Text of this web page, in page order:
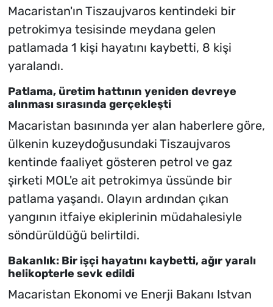
Macaristan'ın Tiszaujvaros kentindeki bir
petrokimya tesisinde meydana gelen
patlamada 1 kişi hayatını kaybetti, 8 kişi
yaralandı.
Patlama, üretim hattının yeniden devreye
alınması sırasında gerçekleşti
Macaristan basınında yer alan haberlere göre,
ülkenin kuzeydoğusundaki Tiszaujvaros
kentinde faaliyet gösteren petrol ve gaz
şirketi MOL'e ait petrokimya üssünde bir
patlama yaşandı. Olayın ardından çıkan
yangının itfaiye ekiplerinin müdahalesiyle
söndürüldüğü belirtildi.
Bakanlık: Bir işçi hayatını kaybetti, ağır yaralı
helikopterle sevk edildi
Macaristan Ekonomi ve Enerji Bakanı Istvan